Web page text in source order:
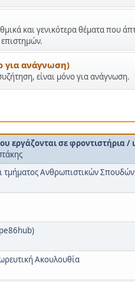
και γενικότερα θέματα που
για ανάγνωση)
είναι μόνο για ανάγνωση.
εργάζονται σε φροντιστήρια /
τμήματος Ανθρωπιστικών Σπουδών
Ακουλουθία